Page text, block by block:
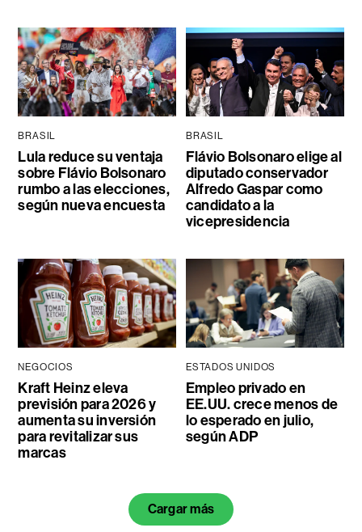
BRASIL
Lula reduce su ventaja
sobre Flávio Bolsonaro
rumbo a las elecciones,
según nueva encuesta
BRASIL
Flávio Bolsonaro elige al
diputado conservador
Alfredo Gaspar como
candidato a la
vicepresidencia
NEGOCIOS
Kraft Heinz eleva
previsión para 2026 y
aumenta su inversión
para revitalizar sus
marcas
ESTADOS UNIDOS
Empleo privado en
EE.UU. crece menos de
lo esperado en julio,
según ADP
Cargar más